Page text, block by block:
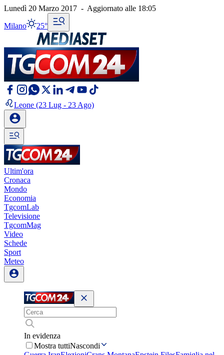
Lunedì 20 Marzo 2017 - Aggiornato alle 18:05
Milano 25°
Leone (23 Lug - 23 Ago)
Ultim'ora
Cronaca
Mondo
Economia
TgcomLab
Televisione
TgcomMag
Video
Schede
Sport
Meteo
In evidenza
Mostra tuttiNascondi